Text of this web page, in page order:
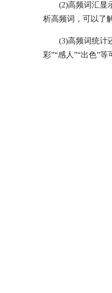
(2)高频词汇显
析高频词，可以了
(3)高频词统计
彩”“感人”“出色”